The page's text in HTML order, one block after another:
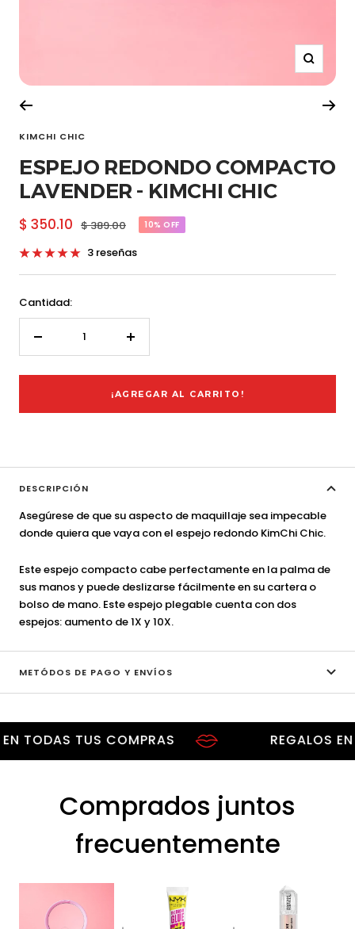
Zoom
KIMCHI CHIC
ESPEJO REDONDO COMPACTO
LAVENDER - KIMCHI CHIC
Precio
de
venta
$ 350.10 Precio
$ 389.00 10% OFF
3 reseñas
Cantidad:
Aumentar
¡AGREGAR AL CARRITO!
DESCRIPCIÓN
Asegúrese de que su aspecto de maquillaje sea impecable
donde quiera que vaya con el espejo redondo KimChi Chic.
Este espejo compacto cabe perfectamente en la palma de
sus manos y puede deslizarse fácilmente en su cartera o
bolso de mano. Este espejo plegable cuenta con dos
espejos: aumento de 1X y 10X.
METÓDOS DE PAGO Y ENVÍOS
TUS COMPRAS REGALOS EN
Comprados juntos
frecuentemente